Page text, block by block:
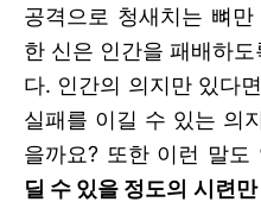
공격으로 청새치는 뼈
한 신은 인간을 패배하
다. 인간의 의지만 있다
실패를 이길 수 있는 의
을까요? 또한 이런 말도
딜 수 있을 정도의 시련